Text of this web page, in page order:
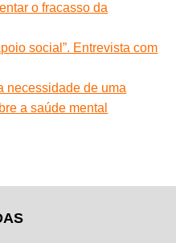
o fracasso da
social”. Entrevista com
necessidade de uma
a saúde mental